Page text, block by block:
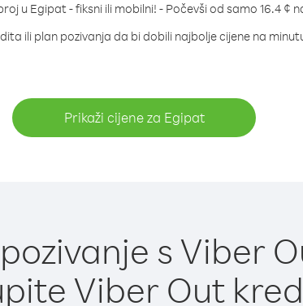
u Egipat - fiksni ili mobilni! - Počevši od samo 16.4 ¢
ili plan pozivanja da bi dobili najbolje cijene na
Prikaži cijene za Egipat
s Viber
Viber Out